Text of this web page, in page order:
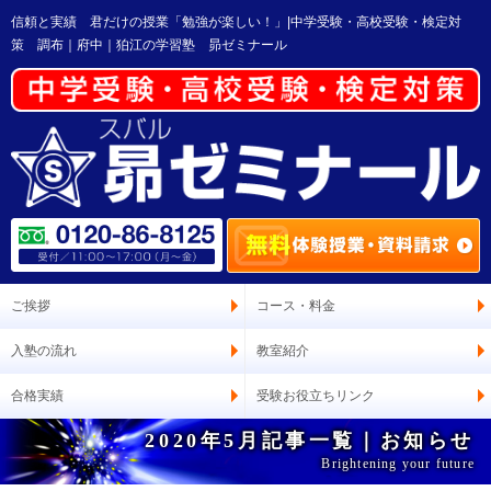
信頼と実績 君だけの授業「勉強が楽しい！」|中学受験・高校受験・検定対
策 調布｜府中｜狛江の学習塾 昴ゼミナール
ご挨拶 コース・料金
入塾の流れ 教室紹介
合格実績 受験お役立ちリンク
2020年5月記事一覧｜お知らせ
Brightening your future